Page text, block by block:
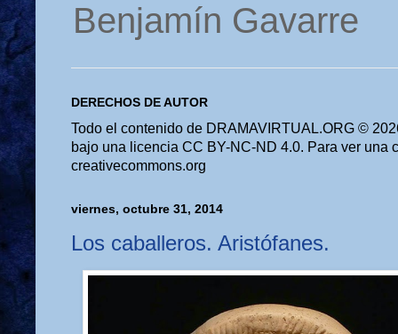
Benjamín Gavarre
DERECHOS DE AUTOR
Todo el contenido de DRAMAVIRTUAL.ORG ©
bajo una licencia CC BY-NC-ND 4.0. Para ver una
creativecommons.org
viernes, octubre 31, 2014
Los caballeros. Aristófanes.